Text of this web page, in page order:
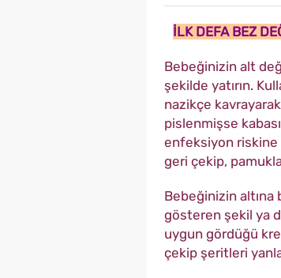
İLK DEFA BEZ
Bebeğinizin alt
şekilde yatırın.
nazikçe
pislenmişse
enfeksiyon riskine
geri çekip,
Bebeğinizin altına
gösteren şekil ya
uygun gördüğü
çekip şeritleri